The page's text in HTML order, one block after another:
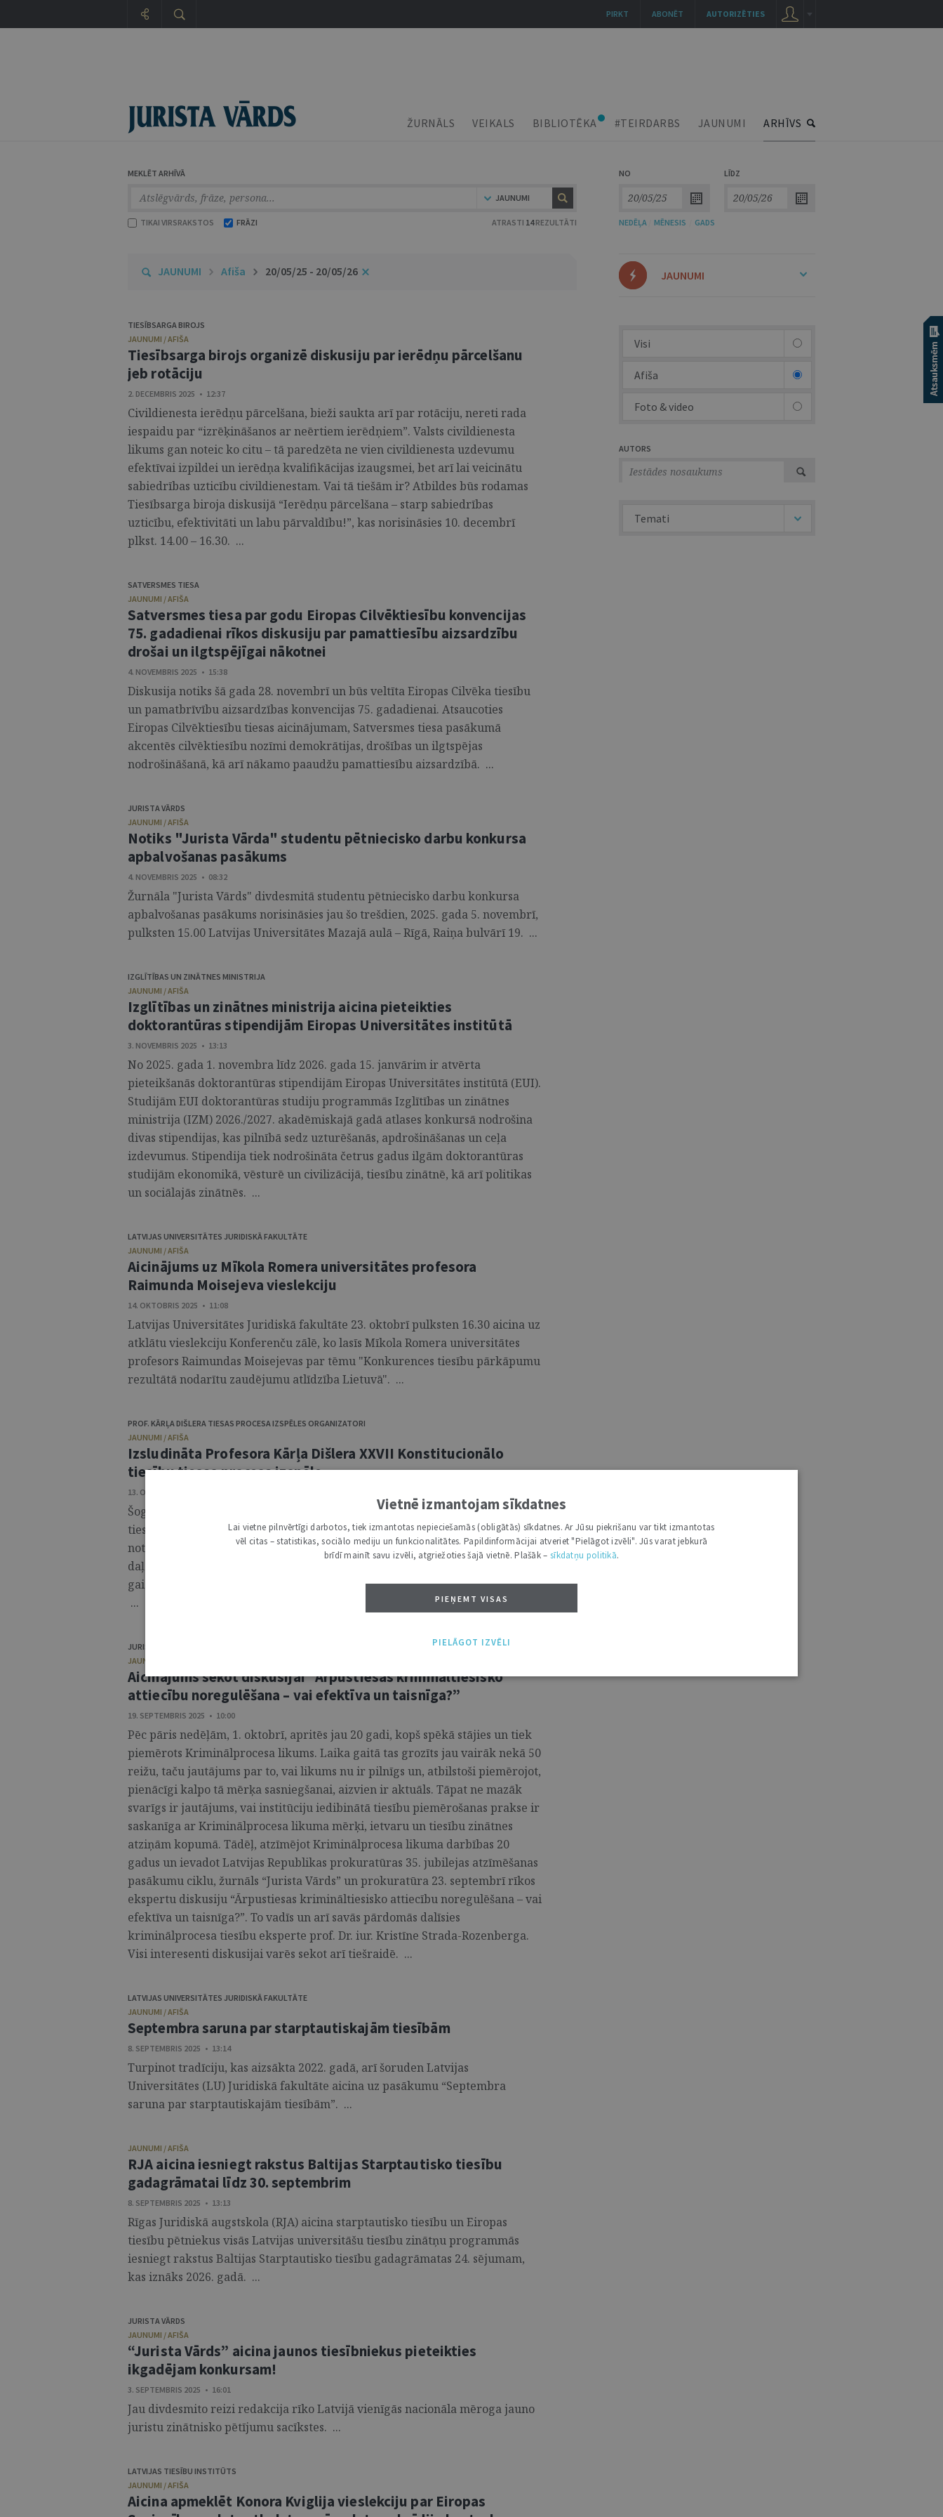
ŽURNĀLS VEIKALS BIBLIOTĒKA #TEIRDARBS JAUNUMI ARHĪVS
MEKLĒT ARHĪVĀ
JAUNUMI
TIKAI VIRSRAKSTOS FRĀZI ATRASTI 14REZULTĀTI
NO LĪDZ
NEDĒĻA MĒNESIS GADS
JAUNUMI Afiša 20/05/25 - 20/05/26
TIESĪBSARGA BIROJS
JAUNUMI / AFIŠA
Tiesībsarga birojs organizē diskusiju par ierēdņu pārcelšanu
jeb rotāciju
2. DECEMBRIS 2025 • 12:37
Civildienesta ierēdņu pārcelšana, bieži saukta arī par rotāciju, nereti rada
iespaidu par “izrēķināšanos ar neērtiem ierēdņiem”. Valsts civildienesta
likums gan noteic ko citu – tā paredzēta ne vien civildienesta uzdevumu
efektīvai izpildei un ierēdņa kvalifikācijas izaugsmei, bet arī lai veicinātu
sabiedrības uzticību civildienestam. Vai tā tiešām ir? Atbildes būs rodamas
Tiesībsarga biroja diskusijā “Ierēdņu pārcelšana – starp sabiedrības
uzticību, efektivitāti un labu pārvaldību!”, kas norisināsies 10. decembrī
plkst. 14.00 – 16.30. ...
SATVERSMES TIESA
JAUNUMI / AFIŠA
Satversmes tiesa par godu Eiropas Cilvēktiesību konvencijas
75. gadadienai rīkos diskusiju par pamattiesību aizsardzību
drošai un ilgtspējīgai nākotnei
4. NOVEMBRIS 2025 • 15:38
Diskusija notiks šā gada 28. novembrī un būs veltīta Eiropas Cilvēka tiesību
un pamatbrīvību aizsardzības konvencijas 75. gadadienai. Atsaucoties
Eiropas Cilvēktiesību tiesas aicinājumam, Satversmes tiesa pasākumā
akcentēs cilvēktiesību nozīmi demokrātijas, drošības un ilgtspējas
nodrošināšanā, kā arī nākamo paaudžu pamattiesību aizsardzībā. ...
JURISTA VĀRDS
JAUNUMI / AFIŠA
Notiks "Jurista Vārda" studentu pētniecisko darbu konkursa
apbalvošanas pasākums
4. NOVEMBRIS 2025 • 08:32
Žurnāla "Jurista Vārds" divdesmitā studentu pētniecisko darbu konkursa
apbalvošanas pasākums norisināsies jau šo trešdien, 2025. gada 5. novembrī,
pulksten 15.00 Latvijas Universitātes Mazajā aulā – Rīgā, Raiņa bulvārī 19. ...
IZGLĪTĪBAS UN ZINĀTNES MINISTRIJA
JAUNUMI / AFIŠA
Izglītības un zinātnes ministrija aicina pieteikties
doktorantūras stipendijām Eiropas Universitātes institūtā
3. NOVEMBRIS 2025 • 13:13
No 2025. gada 1. novembra līdz 2026. gada 15. janvārim ir atvērta
pieteikšanās doktorantūras stipendijām Eiropas Universitātes institūtā (EUI).
Studijām EUI doktorantūras studiju programmās Izglītības un zinātnes
ministrija (IZM) 2026./2027. akadēmiskajā gadā atlases konkursā nodrošina
divas stipendijas, kas pilnībā sedz uzturēšanās, apdrošināšanas un ceļa
izdevumus. Stipendija tiek nodrošināta četrus gadus ilgām doktorantūras
studijām ekonomikā, vēsturē un civilizācijā, tiesību zinātnē, kā arī politikas
un sociālajās zinātnēs. ...
LATVIJAS UNIVERSITĀTES JURIDISKĀ FAKULTĀTE
JAUNUMI / AFIŠA
Aicinājums uz Mīkola Romera universitātes profesora
Raimunda Moisejeva vieslekciju
14. OKTOBRIS 2025 • 11:08
Latvijas Universitātes Juridiskā fakultāte 23. oktobrī pulksten 16.30 aicina uz
atklātu vieslekciju Konferenču zālē, ko lasīs Mīkola Romera universitātes
profesors Raimundas Moisejevas par tēmu "Konkurences tiesību pārkāpumu
rezultātā nodarītu zaudējumu atlīdzība Lietuvā". ...
PROF. KĀRĻA DIŠLERA TIESAS PROCESA IZSPĒLES ORGANIZATORI
JAUNUMI / AFIŠA
Izsludināta Profesora Kārļa Dišlera XXVII Konstitucionālo
tiesību tiesas procesa izspēle
13. OKTOBRIS 2025 • 09:32
Šogad jau 27. reizi norisināsies Profesora Kārļa Dišlera Konstitucionālo
tiesību tiesas procesa izspēle, atzīmējot tiešām nozīmīgu un gaidītu
notikumu tiesību zinātņu profesionāļu un studentu vidū. Izspēles mutvārdu
daļa norisināsies vienas pilnas dienas garumā 13. decembrī, kur, protams,
gaidāma spraiga un patiesi interesanta cīņa par uzvarētāju komandas titulu!
...
JURISTA VĀRDS
JAUNUMI / AFIŠA
Aicinājums sekot diskusijai “Ārpustiesas krimināltiesisko
attiecību noregulēšana – vai efektīva un taisnīga?”
19. SEPTEMBRIS 2025 • 10:00
Pēc pāris nedēļām, 1. oktobrī, apritēs jau 20 gadi, kopš spēkā stājies un tiek
piemērots Kriminālprocesa likums. Laika gaitā tas grozīts jau vairāk nekā 50
reižu, taču jautājums par to, vai likums nu ir pilnīgs un, atbilstoši piemērojot,
pienācīgi kalpo tā mērķa sasniegšanai, aizvien ir aktuāls. Tāpat ne mazāk
svarīgs ir jautājums, vai institūciju iedibinātā tiesību piemērošanas prakse ir
saskanīga ar Kriminālprocesa likuma mērķi, ietvaru un tiesību zinātnes
atziņām kopumā. Tādēļ, atzīmējot Kriminālprocesa likuma darbības 20
gadus un ievadot Latvijas Republikas prokuratūras 35. jubilejas atzīmēšanas
pasākumu ciklu, žurnāls “Jurista Vārds” un prokuratūra 23. septembrī rīkos
ekspertu diskusiju “Ārpustiesas krimināltiesisko attiecību noregulēšana – vai
efektīva un taisnīga?”. To vadīs un arī savās pārdomās dalīsies
kriminālprocesa tiesību eksperte prof. Dr. iur. Kristīne Strada-Rozenberga.
Visi interesenti diskusijai varēs sekot arī tiešraidē. ...
LATVIJAS UNIVERSITĀTES JURIDISKĀ FAKULTĀTE
JAUNUMI / AFIŠA
Septembra saruna par starptautiskajām tiesībām
8. SEPTEMBRIS 2025 • 13:14
Turpinot tradīciju, kas aizsākta 2022. gadā, arī šoruden Latvijas
Universitātes (LU) Juridiskā fakultāte aicina uz pasākumu “Septembra
saruna par starptautiskajām tiesībām”. ...
JAUNUMI / AFIŠA
RJA aicina iesniegt rakstus Baltijas Starptautisko tiesību
gadagrāmatai līdz 30. septembrim
8. SEPTEMBRIS 2025 • 13:13
Rīgas Juridiskā augstskola (RJA) aicina starptautisko tiesību un Eiropas
tiesību pētniekus visās Latvijas universitāšu tiesību zinātņu programmās
iesniegt rakstus Baltijas Starptautisko tiesību gadagrāmatas 24. sējumam,
kas iznāks 2026. gadā. ...
JURISTA VĀRDS
JAUNUMI / AFIŠA
“Jurista Vārds” aicina jaunos tiesībniekus pieteikties
ikgadējam konkursam!
3. SEPTEMBRIS 2025 • 16:01
Jau divdesmito reizi redakcija rīko Latvijā vienīgās nacionāla mēroga jauno
juristu zinātnisko pētījumu sacīkstes. ...
LATVIJAS TIESĪBU INSTITŪTS
JAUNUMI / AFIŠA
Aicina apmeklēt Konora Kviglija vieslekciju par Eiropas
JAUNUMI
Visi
Afiša
Foto & video
AUTORS
Temati
AUTORIZĒTIES
ABONĒT
PIRKT
Vietnē izmantojam sīkdatnes
Lai vietne pilnvērtīgi darbotos, tiek izmantotas nepieciešamās (obligātās) sīkdatnes. Ar Jūsu piekrišanu var tikt izmantotas
vēl citas – statistikas, sociālo mediju un funkcionalitātes. Papildinformācijai atveriet "Pielāgot izvēli". Jūs varat jebkurā
brīdī mainīt savu izvēli, atgriežoties šajā vietnē. Plašāk – sīkdatņu politikā.
PIEŅEMT VISAS
PIELĀGOT IZVĒLI